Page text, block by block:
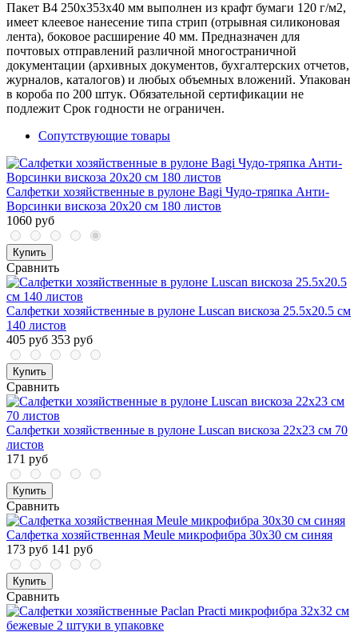
Пакет В4 250х353х40 мм выполнен из крафт бумаги 120 г/м2,
имеет клеевое нанесение типа стрип (отрывная силиконовая
лента), боковое расширение 40 мм. Предназначен для
почтовых отправлений различной многостраничной
документации (архивных документов, бухгалтерских отчетов,
журналов, каталогов) и любых объемных вложений. Упакован
в короба по 200 штук. Обязательной сертификации не
подлежит Срок годности не ограничен.
Сопутствующие товары
Салфетки хозяйственные в рулоне Bagi Чудо-тряпка Анти-
Ворсинки вискоза 20x20 см 180 листов
1060 руб
Купить
Сравнить
Салфетки хозяйственные в рулоне Luscan вискоза 25.5x20.5 см
140 листов
405 руб 353 руб
Купить
Сравнить
Салфетки хозяйственные в рулоне Luscan вискоза 22x23 см 70
листов
171 руб
Купить
Сравнить
Салфетка хозяйственная Meule микрофибра 30x30 см синяя
173 руб 141 руб
Купить
Сравнить